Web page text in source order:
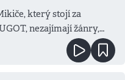
který stojí za
nezajímají žánry,